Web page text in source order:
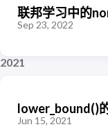
联邦学习中的
Sep 23, 2022
2021
lower_bound()
Jun 15, 2021